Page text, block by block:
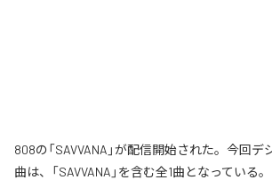
808の「SAVVANA」が配信開始された。今回
曲は、「SAVVANA」を含む全1曲となっている。